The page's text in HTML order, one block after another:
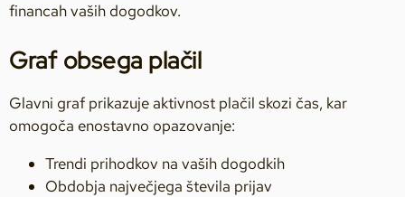
financah vaših dogodkov.
Graf obsega plačil
Glavni graf prikazuje aktivnost plačil skozi čas, kar
omogoča enostavno opazovanje:
Trendi prihodkov na vaših dogodkih
Obdobja največjega števila prijav